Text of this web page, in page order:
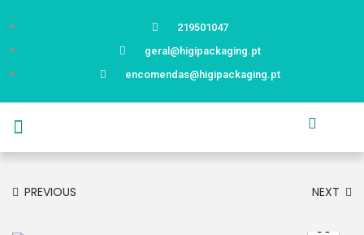
219501047
geral@higipackaging.pt
encomendas@higipackaging.pt
PREVIOUS NEXT